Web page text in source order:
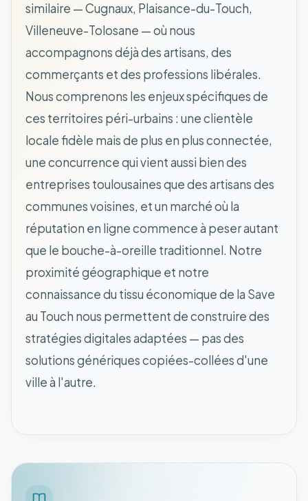
similaire — Cugnaux, Plaisance-du-Touch,
Villeneuve-Tolosane — où nous
accompagnons déjà des artisans, des
commerçants et des professions libérales.
Nous comprenons les enjeux spécifiques de
ces territoires péri-urbains : une clientèle
locale fidèle mais de plus en plus connectée,
une concurrence qui vient aussi bien des
entreprises toulousaines que des artisans des
communes voisines, et un marché où la
réputation en ligne commence à peser autant
que le bouche-à-oreille traditionnel. Notre
proximité géographique et notre
connaissance du tissu économique de la Save
au Touch nous permettent de construire des
stratégies digitales adaptées — pas des
solutions génériques copiées-collées d'une
ville à l'autre.